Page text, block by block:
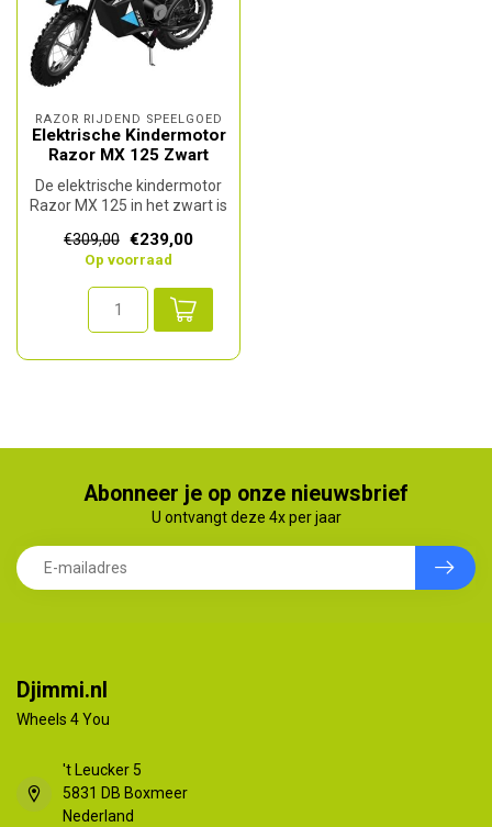
RAZOR RIJDEND SPEELGOED
Elektrische Kindermotor
Razor MX 125 Zwart
De elektrische kindermotor
Razor MX 125 in het zwart is
€309,00 €239,00
Op voorraad
Abonneer je op onze nieuwsbrief
U ontvangt deze 4x per jaar
Djimmi.nl
Wheels 4 You
't Leucker 5
5831 DB Boxmeer
Nederland